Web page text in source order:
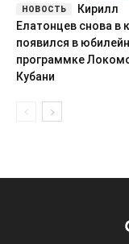
Кирилл
Елатонцев снова в
появился в
программке
Кубани